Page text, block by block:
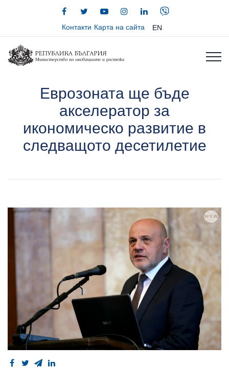
Контакти Карта на сайта EN
Еврозоната ще бъде
акселератор за
икономическо развитие в
следващото десетилетие